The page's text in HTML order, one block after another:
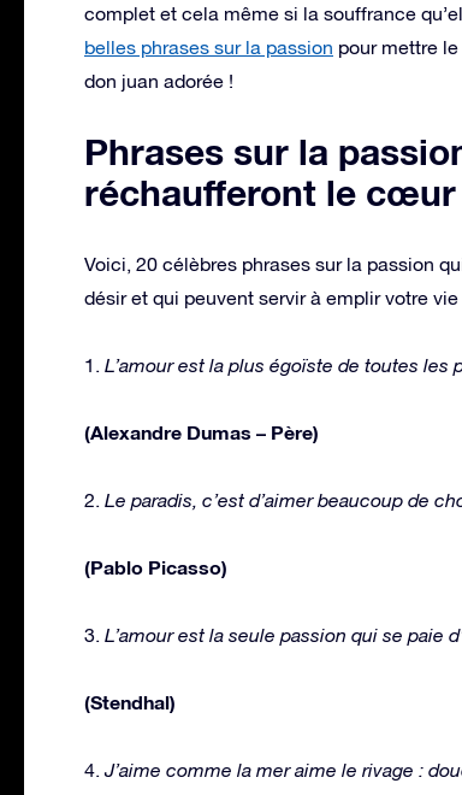
complet et cela même si la souffrance
belles phrases sur la passion pour mettre
don juan adorée !
Phrases sur la
réchaufferont le cœur
Voici, 20 célèbres phrases sur la passion
désir et qui peuvent servir à emplir votre
1. L’amour est la plus égoïste de toutes les
(Alexandre Dumas – Père)
2. Le paradis, c’est d’aimer beaucoup de
(Pablo Picasso)
3. L’amour est la seule passion qui se paie
(Stendhal)
4.J’aime comme la mer aime le rivage :